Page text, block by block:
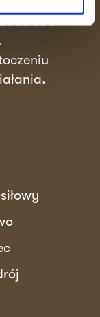
dbać o